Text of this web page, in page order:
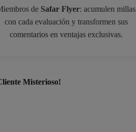
de Safar Flyer: acumulen millas
con cada evaluación y transformen sus
comentarios en ventajas exclusivas.
Misterioso!